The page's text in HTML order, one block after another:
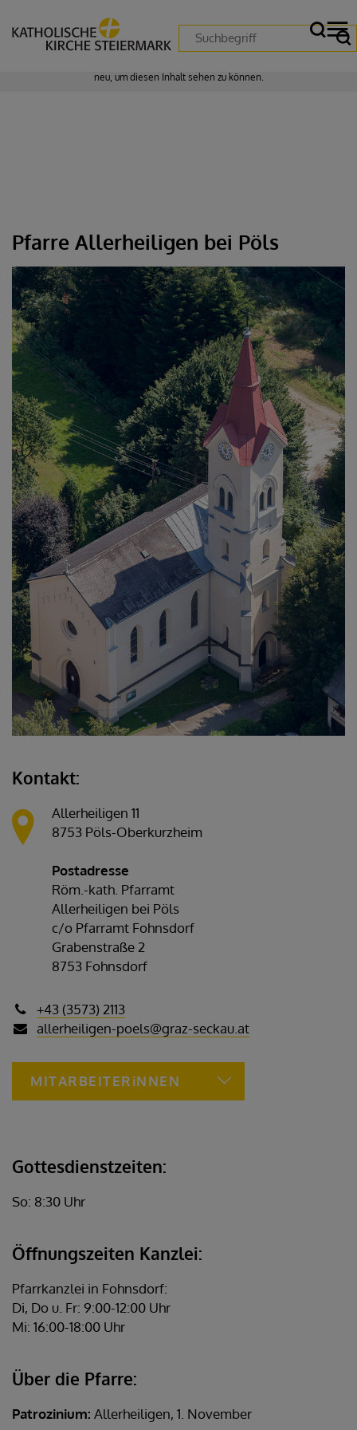
Zustimmung erforderlich!
neu, um diesen Inhalt sehen zu können.
Pfarre Allerheiligen bei Pöls
Kontakt:
Allerheiligen 11
8753 Pöls-Oberkurzheim
Postadresse
Röm.-kath. Pfarramt
Allerheiligen bei Pöls
c/o Pfarramt Fohnsdorf
Grabenstraße 2
8753 Fohnsdorf
+43 (3573) 2113
allerheiligen-poels@graz-seckau.at
MITARBEITERiNNEN
Gottesdienstzeiten:
So: 8:30 Uhr
Öffnungszeiten Kanzlei:
Pfarrkanzlei in Fohnsdorf:
Di, Do u. Fr: 9:00-12:00 Uhr
Mi: 16:00-18:00 Uhr
Über die Pfarre:
Patrozinium: Allerheiligen, 1. November